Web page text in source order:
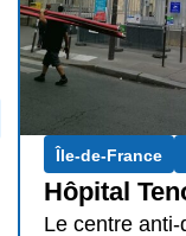
Île-de-France